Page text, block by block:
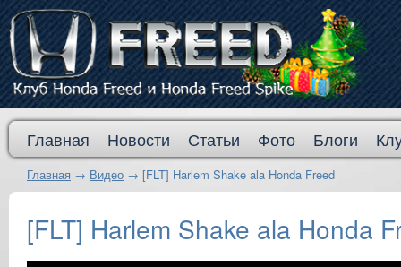
Главная Новости Статьи Фото Блоги
Главная → Видео → [FLT] Harlem Shake ala Honda Freed
[FLT] Harlem Shake ala Honda